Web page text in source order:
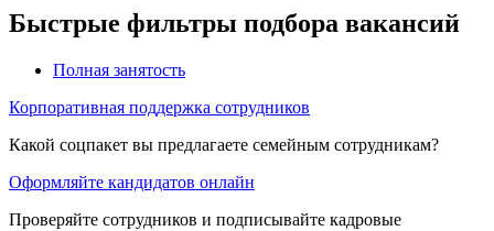
Быстрые фильтры подбора вакансий
Полная занятость
Корпоративная поддержка сотрудников
Какой соцпакет вы предлагаете семейным сотрудникам?
Оформляйте кандидатов онлайн
Проверяйте сотрудников и подписывайте кадровые